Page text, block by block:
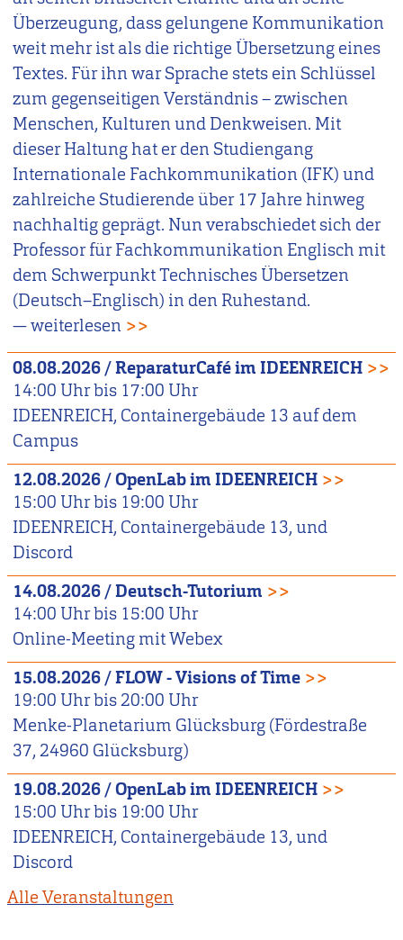
Überzeugung, dass gelungene Kommunikation
weit mehr ist als die richtige Übersetzung eines
Textes. Für ihn war Sprache stets ein Schlüssel
zum gegenseitigen Verständnis – zwischen
Menschen, Kulturen und Denkweisen. Mit
dieser Haltung hat er den Studiengang
Internationale Fachkommunikation (IFK) und
zahlreiche Studierende über 17 Jahre hinweg
nachhaltig geprägt. Nun verabschiedet sich der
Professor für Fachkommunikation Englisch mit
dem Schwerpunkt Technisches Übersetzen
(Deutsch–Englisch) in den Ruhestand.
— weiterlesen >>
08.08.2026/ReparaturCafé im IDEENREICH >>
14:00 Uhr bis 17:00 Uhr
IDEENREICH, Containergebäude 13 auf dem
Campus
12.08.2026/OpenLab im IDEENREICH >>
15:00 Uhr bis 19:00 Uhr
IDEENREICH, Containergebäude 13, und
Discord
14.08.2026/Deutsch-Tutorium >>
14:00 Uhr bis 15:00 Uhr
Online-Meeting mit Webex
15.08.2026/FLOW - Visions of Time >>
19:00 Uhr bis20:00 Uhr
Menke-Planetarium Glücksburg (Fördestraße
37, 24960 Glücksburg)
19.08.2026/OpenLab im IDEENREICH >>
15:00 Uhr bis 19:00 Uhr
IDEENREICH, Containergebäude 13, und
Discord
Alle Veranstaltungen